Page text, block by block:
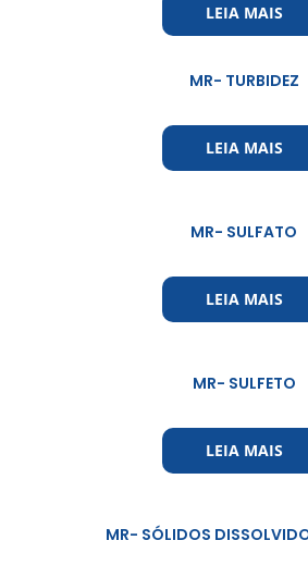
LEIA MAIS
MR- TURBIDEZ
LEIA MAIS
MR- SULFATO
LEIA MAIS
MR- SULFETO
LEIA MAIS
MR- SÓLIDOS